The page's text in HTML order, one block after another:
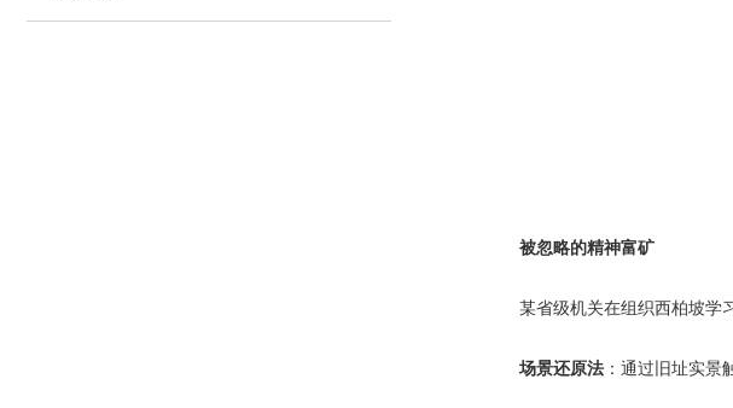
被忽略的精神富矿
某省级机关在组织西柏坡学习
场景还原法 ：通过旧址实景